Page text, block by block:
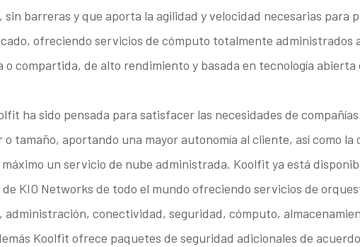
sin barreras y que aporta la agilidad y velocidad necesarias para
ofreciendo servicios de cómputo totalmente administrados
o compartida, de alto rendimiento y basada en tecnología abierta
ha sido pensada para satisfacer las necesidades de
tamaño, aportando una mayor autonomía al cliente, así como la
un servicio de nube administrada. Koolfit ya está
KIO Networks de todo el mundo ofreciendo servicios de
conectividad, seguridad, cómputo,
Koolfit ofrece paquetes de seguridad adicionales de